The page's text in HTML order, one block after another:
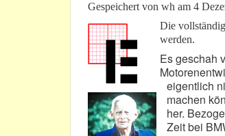
Gespeichert von wh am 4
Die
werden.
Es geschah
eigentlich
machen
her.
Zeit bei